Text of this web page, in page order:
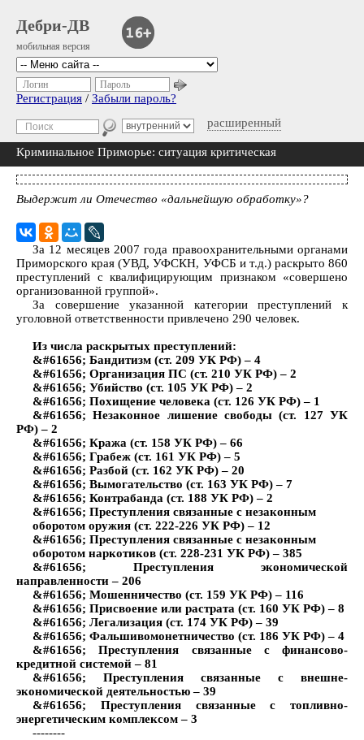
Дебри-ДВ
мобильная версия
расширенный
Логин Пароль
Регистрация / Забыли пароль?
Криминальное Приморье: ситуация критическая
Выдержит ли Отечество «дальнейшую обработку»?
За 12 месяцев 2007 года правоохранительными органами
Приморского края (УВД, УФСКН, УФСБ и т.д.) раскрыто 860
преступлений с квалифицирующим признаком «совершено
организованной группой».
За совершение указанной категории преступлений к
уголовной ответственности привлечено 290 человек.
Из числа раскрытых преступлений:
&#61656; Бандитизм (ст. 209 УК РФ) – 4
&#61656; Организация ПС (ст. 210 УК РФ) – 2
&#61656; Убийство (ст. 105 УК РФ) – 2
&#61656; Похищение человека (ст. 126 УК РФ) – 1
&#61656; Незаконное лишение свободы (ст. 127 УК
РФ) – 2
&#61656; Кража (ст. 158 УК РФ) – 66
&#61656; Грабеж (ст. 161 УК РФ) – 5
&#61656; Разбой (ст. 162 УК РФ) – 20
&#61656; Вымогательство (ст. 163 УК РФ) – 7
&#61656; Контрабанда (ст. 188 УК РФ) – 2
&#61656; Преступления связанные с незаконным
оборотом оружия (ст. 222-226 УК РФ) – 12
&#61656; Преступления связанные с незаконным
оборотом наркотиков (ст. 228-231 УК РФ) – 385
&#61656; Преступления экономической
направленности – 206
&#61656; Мошенничество (ст. 159 УК РФ) – 116
&#61656; Присвоение или растрата (ст. 160 УК РФ) – 8
&#61656; Легализация (ст. 174 УК РФ) – 39
&#61656; Фальшивомонетничество (ст. 186 УК РФ) – 4
&#61656; Преступления связанные с финансово-
кредитной системой – 81
&#61656; Преступления связанные с внешне-
экономической деятельностью – 39
&#61656; Преступления связанные с топливно-
энергетическим комплексом – 3
--------